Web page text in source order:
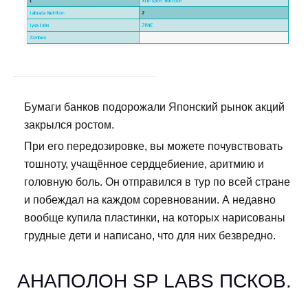
Бумаги банков подорожали Японский рынок акций
закрылся ростом.
При его передозировке, вы можете почувствовать
тошноту, учащённое сердцебиение, аритмию и
головную боль. Он отправился в тур по всей стране
и побеждал на каждом соревновании. А недавно
вообще купила пластинки, на которых нарисованы
грудные дети и написано, что для них безвредно.
АНАПОЛОН SP LABS ПСКОВ.